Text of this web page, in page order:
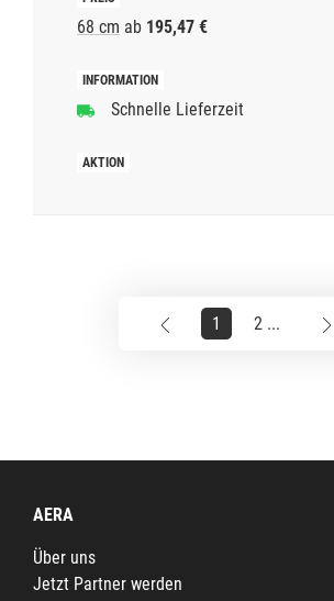
68 cm ab 195,47 €
Schnelle Lieferzeit
1 2 ...
AERA
Über uns
Jetzt Partner werden